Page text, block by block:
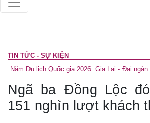
TIN TỨC - SỰ KIỆN
Năm Du lịch Quốc gia 2026: Gia Lai - Đại
Ngã ba Đồng Lộc
151 nghìn lượt khách